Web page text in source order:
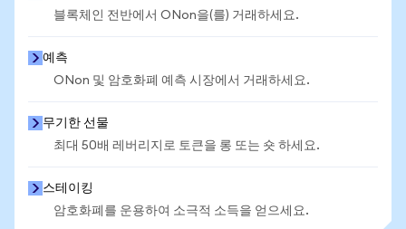
블록체인 전반에서 ONon을(를) 거래하세요.
예측
ONon 및 암호화폐 예측 시장에서 거래하세요.
무기한 선물
최대 50배 레버리지로 토큰을 롱 또는 숏 하세요.
스테이킹
암호화폐를 운용하여 소극적 소득을 얻으세요.